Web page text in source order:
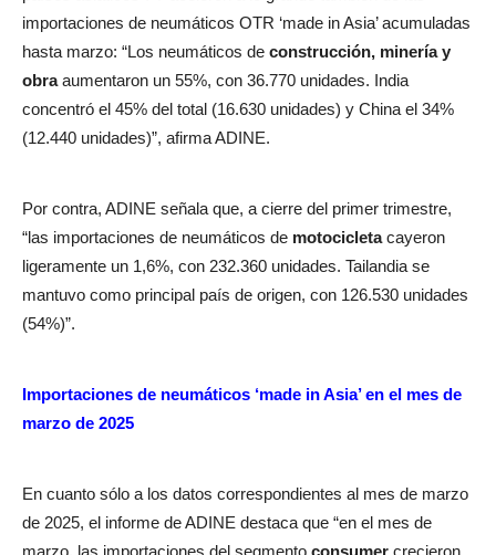
importaciones de neumáticos OTR ‘made in Asia’ acumuladas
hasta marzo: “Los neumáticos de construcción, minería y
obraaumentaron un 55%, con 36.770 unidades. India
concentró el 45% del total (16.630 unidades) y China el 34%
(12.440 unidades)”, afirma ADINE.
Por contra, ADINE señala que, a cierre del primer trimestre,
“las importaciones de neumáticos de motocicletacayeron
ligeramente un 1,6%, con 232.360 unidades. Tailandia se
mantuvo como principal país de origen, con 126.530 unidades
(54%)”.
Importaciones de neumáticos ‘made in Asia’ en el mes de
marzo de 2025
En cuanto sólo a los datos correspondientes al mes de marzo
de 2025, el informe de ADINE destaca que “en el mes de
marzo, las importaciones del segmento consumer crecieron